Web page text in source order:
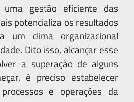
gestão eficiente das
potencializa os resultados
um clima organizacional
Dito isso, alcançar esse
a superação de alguns
é preciso estabelecer
e operações da